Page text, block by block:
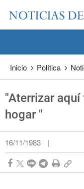
Pase a contenido
Inicio Política
"Aterrizar
hogar "
16/11/1983 |